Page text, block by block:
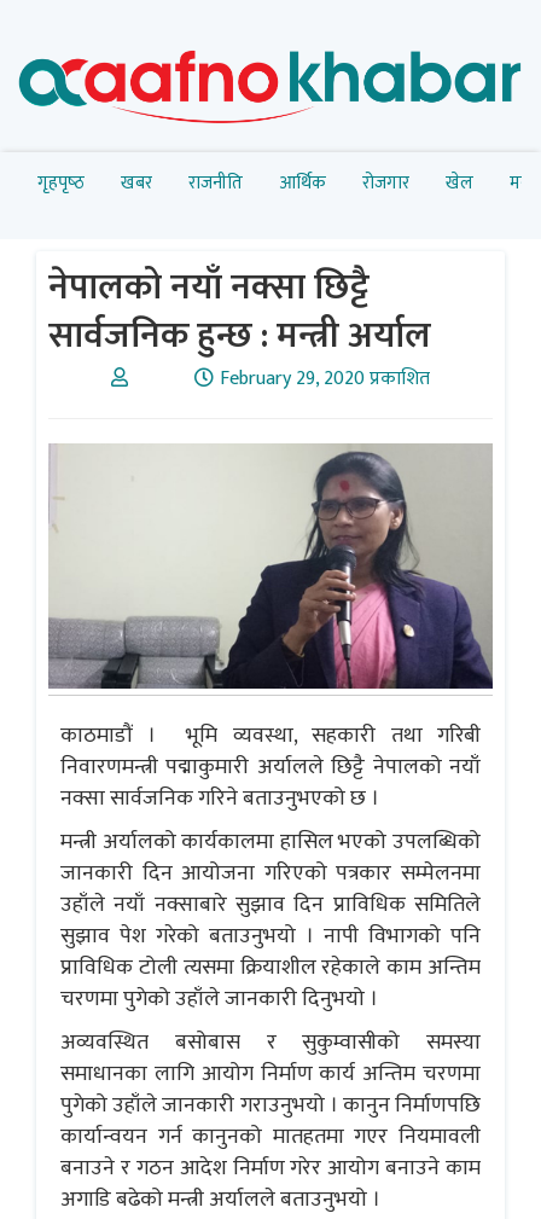
गृहपृष्‍ठ खबर राजनीति आर्थिक रोजगार खेल
नेपालको नयाँ नक्सा छिट्टै
सार्वजनिक हुन्छ : मन्त्री अर्याल
February 29, 2020 प्रकाशित
काठमाडौं । भूमि व्यवस्था, सहकारी तथा गरिबी
निवारणमन्त्री पद्माकुमारी अर्यालले छिट्टै नेपालको नयाँ
नक्सा सार्वजनिक गरिने बताउनुभएको छ ।
मन्त्री अर्यालको कार्यकालमा हासिल भएको उपलब्धिको
जानकारी दिन आयोजना गरिएको पत्रकार सम्मेलनमा
उहाँले नयाँ नक्साबारे सुझाव दिन प्राविधिक समितिले
सुझाव पेश गरेको बताउनुभयो । नापी विभागको पनि
प्राविधिक टोली त्यसमा क्रियाशील रहेकाले काम अन्तिम
चरणमा पुगेको उहाँले जानकारी दिनुभयो ।
अव्यवस्थित बसोबास र सुकुम्वासीको समस्या
समाधानका लागि आयोग निर्माण कार्य अन्तिम चरणमा
पुगेको उहाँले जानकारी गराउनुभयो । कानुन निर्माणपछि
कार्यान्वयन गर्न कानुनको मातहतमा गएर नियमावली
बनाउने र गठन आदेश निर्माण गरेर आयोग बनाउने काम
अगाडि बढेको मन्त्री अर्यालले बताउनुभयो ।